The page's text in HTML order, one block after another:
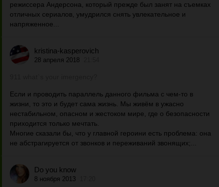
режиссера Андерсона, который прежде был занят на съемках
отличных сериалов, умудрился снять увлекательное и
напряженное...
kristina-kasperovich
28 апреля 2018
Если и проводить параллель данного фильма с чем-то в
жизни, то это и будет сама жизнь. Мы живём в ужасно
нестабильном, опасном и жестоком мире, где о безопасности
приходится только мечтать.
Многие сказали бы, что у главной героини есть проблема: она
не абстрагируется от звонков и переживаний звонящих;...
Do you know
8 ноября 2013